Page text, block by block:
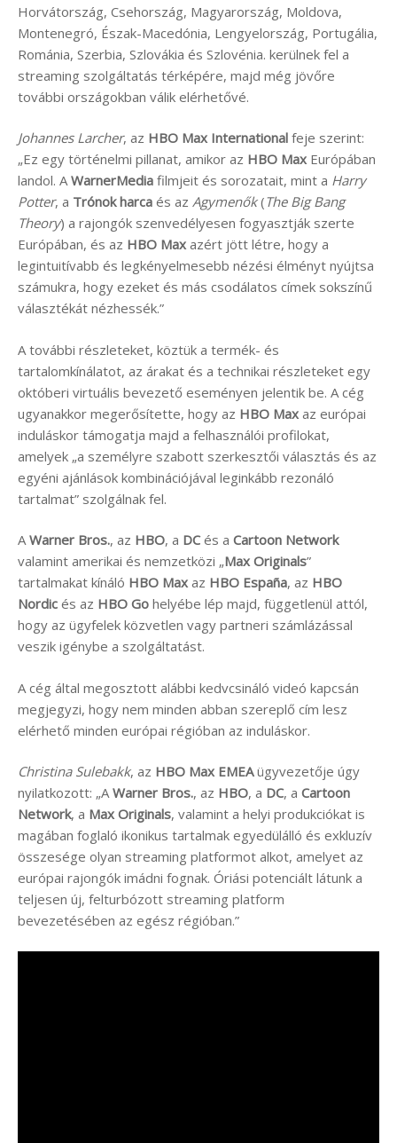
Horvátország, Csehország, Magyarország, Moldova,
Montenegró, Észak-Macedónia, Lengyelország, Portugália,
Románia, Szerbia, Szlovákia és Szlovénia. kerülnek fel a
streaming szolgáltatás térképére, majd még jövőre
további országokban válik elérhetővé.
Johannes Larcher, az HBO Max International feje szerint:
„Ez egy történelmi pillanat, amikor az HBO MaxEurópában
landol. AWarnerMedia filmjeit és sorozatait, mint a Harry
Potter, a Trónok harca és az Agymenők(The Big Bang
Theory) a rajongók szenvedélyesen fogyasztják szerte
Európában, és az HBO Maxazért jött létre, hogy a
legintuitívabb és legkényelmesebb nézési élményt nyújtsa
számukra, hogy ezeket és más csodálatos címek sokszínű
választékát nézhessék.”
A további részleteket, köztük a termék- és
tartalomkínálatot, az árakat és a technikai részleteket egy
októberi virtuális bevezető eseményen jelentik be. A cég
ugyanakkor megerősítette, hogy az HBO Max az európai
induláskor támogatja majd a felhasználói profilokat,
amelyek „a személyre szabott szerkesztői választás és az
egyéni ajánlások kombinációjával leginkább rezonáló
tartalmat” szolgálnak fel.
AWarner Bros., az HBO, a DCés a Cartoon Network
valamint amerikai és nemzetközi „Max Originals”
tartalmakat kínáló HBO Maxaz HBO España, az HBO
Nordic és az HBO Go helyébe lép majd, függetlenül attól,
hogy az ügyfelek közvetlen vagy partneri számlázással
veszik igénybe a szolgáltatást.
A cég által megosztott alábbi kedvcsináló videó kapcsán
megjegyzi, hogy nem minden abban szereplő cím lesz
elérhető minden európai régióban az induláskor.
Christina Sulebakk, az HBO Max EMEAügyvezetője úgy
nyilatkozott: „AWarner Bros., az HBO, a DC, a Cartoon
Network, a Max Originals, valamint a helyi produkciókat is
magában foglaló ikonikus tartalmak egyedülálló és exkluzív
összesége olyan streaming platformot alkot, amelyet az
európai rajongók imádni fognak. Óriási potenciált látunk a
teljesen új, felturbózott streaming platform
bevezetésében az egész régióban.”